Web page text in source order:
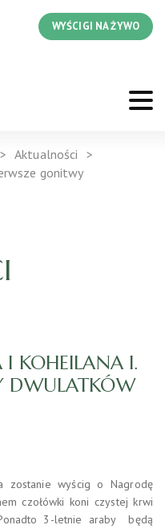
WYŚCIGI NA ŻYWO
Aktualności
gonitwy
KOHEILANA I.
DWULATKÓW
wyścig o Nagrodę
czołówki koni czystej krwi
3-letnie araby będą